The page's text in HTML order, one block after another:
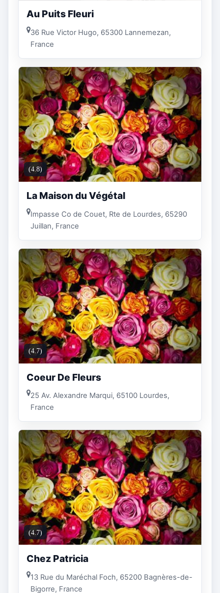
Au Puits Fleuri
36 Rue Victor Hugo, 65300 Lannemezan,
France
(4.8)
La Maison du Végétal
Impasse Co de Couet, Rte de Lourdes, 65290
Juillan, France
(4.7)
Coeur De Fleurs
25 Av. Alexandre Marqui, 65100 Lourdes,
France
(4.7)
Chez Patricia
13 Rue du Maréchal Foch, 65200 Bagnères-de-
Bigorre, France